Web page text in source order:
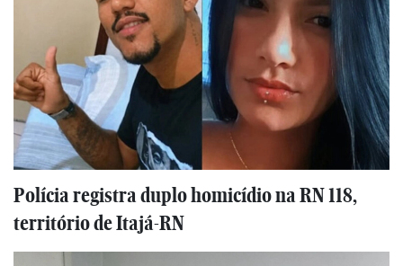
Polícia registra duplo homicídio na RN 118,
território de Itajá-RN